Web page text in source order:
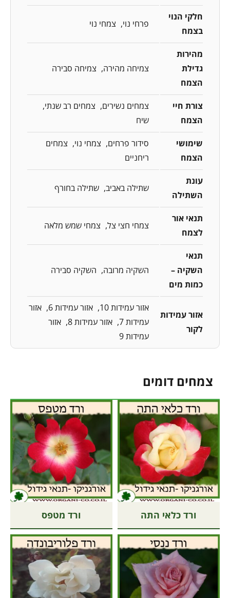
חלקי הנוי
בצמח
פרחי נוי צמחי נוי
מהירות
גדילת
הצמח
צמיחה מהירה צמיחה סבירה
צורת חיי
הצמח
צמחים נשירים
צמחים רב שנתי
שיח
שימושי
הצמח
סידור פרחים צמחי נוי
צמחים
ריחניים
עונת
השתילה
שתילה באביב שתילה בחורף
תנאי אור
לצמח
צמחי חצי צל צמחי שמש מלאה
תנאי
השקיה –
כמות מים
השקיה מרובה השקיה סבירה
אזור עמידות
לקור
אזור עמידות 10 אזור עמידות 6
אזור
עמידות 7
אזור עמידות 8
אזור
עמידות 9
צמחים דומים
ורד כלאי התה ורד מטפס